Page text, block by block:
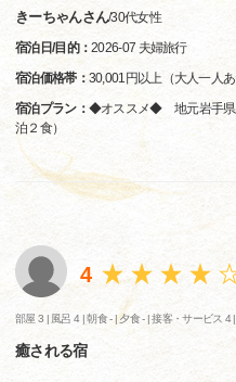
きーちゃんさん/30代女性
宿泊日/目的：2026-07 夫婦旅行
宿泊価格帯：30,001円以上（大人一人あ
宿泊プラン： ◆オススメ◆ 地元岩手
泊２食）
4
部屋 3 | 風呂 4 |朝食 - |夕食 - |接客・サービス 4
癒される宿